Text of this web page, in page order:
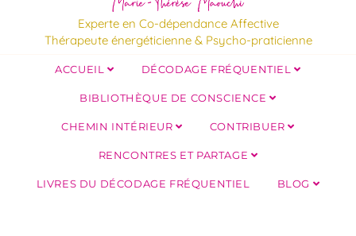
Experte en Co-dépendance Affective
Thérapeute énergéticienne & Psycho-praticienne
ACCUEIL DÉCODAGE FRÉQUENTIEL
BIBLIOTHÈQUE DE CONSCIENCE
CHEMIN INTÉRIEUR CONTRIBUER
RENCONTRES ET PARTAGE
LIVRES DU DÉCODAGE FRÉQUENTIEL BLOG